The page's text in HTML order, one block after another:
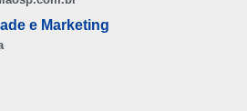
e Marketing